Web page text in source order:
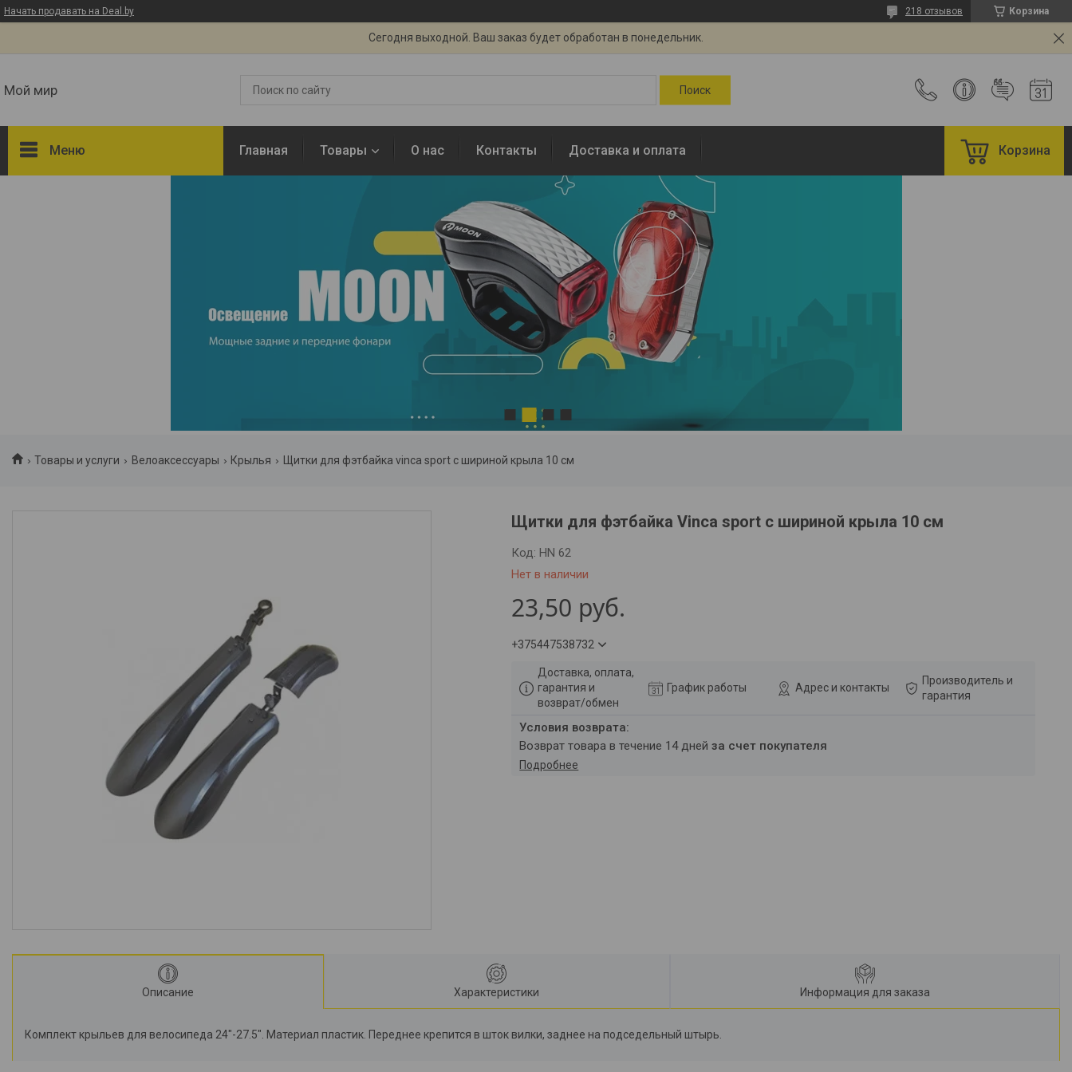
Начать продавать на Deal.by Корзина
218 отзывов
Сегодня выходной. Ваш заказ будет обработан в понедельник.
Мой мир
Меню Главная Товары О нас Контакты Доставка и оплата Корзина
Товары и услуги Велоаксессуары Крылья Щитки для фэтбайка vinca sport с шириной крыла 10 см
Щитки для фэтбайка Vinca sport с шириной крыла 10 см
Нет в наличии
Код: HN 62
23,50 руб.
+375447538732
Доставка, оплата,
гарантия и
возврат/обмен
График работы Адрес и контакты
Производитель и
гарантия
возврат товара в течение 14 днейза счет покупателя
Подробнее
Описание Характеристики Информация для заказа
Комплект крыльев для велосипеда 24"-27.5". Материал пластик. Переднее крепится в шток вилки, заднее на подседельный штырь.